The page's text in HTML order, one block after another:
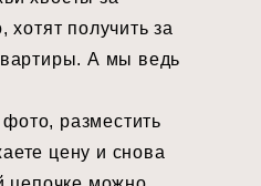
получить за
А мы ведь
разместить
цену и снова